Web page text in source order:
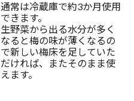
通常は冷蔵庫で約3か月使用
できます。
生野菜から出る水分が多く
なると梅の味が薄くなるの
で新しい梅床を足していた
だければ、またそのまま使
えます。